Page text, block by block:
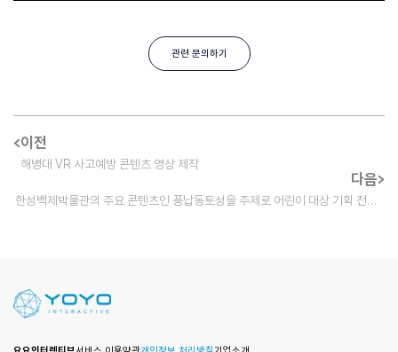
관련 문의하기
이전
해병대 VR 사고예방 콘텐츠 영상 제작
다음
한성백제박물관의 주요 콘텐츠인 풍납동토성을 주제로 어린이 대상 기획 전시